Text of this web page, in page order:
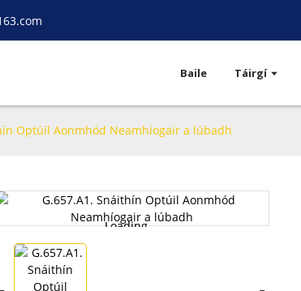
Baile Táirgí
Optúil Aonmhód Neamhíogair a lúbadh
Loading...
Loading...